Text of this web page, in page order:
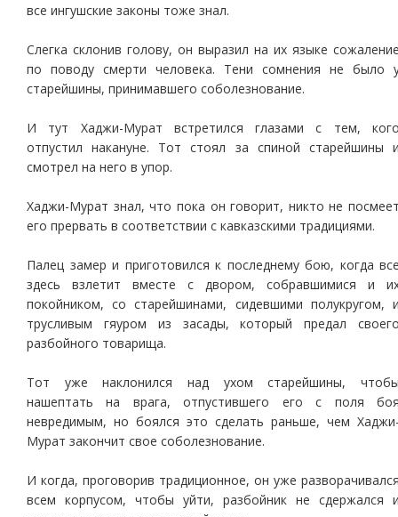
все ингушские законы тоже знал.
Слегка склонив голову, он выразил на их языке
по поводу смерти человека. Тени сомнения не было
старейшины, принимавшего соболезнование.
И тут Хаджи-Мурат встретился глазами с тем,
отпустил накануне. Тот стоял за спиной старейшины
смотрел на него в упор.
Хаджи-Мурат знал, что пока он говорит, никто не
его прервать в соответствии с кавказскими традициями.
Палец замер и приготовился к последнему бою, когда
здесь взлетит вместе с двором, собравшимися и
покойником, со старейшинами, сидевшими полукругом,
трусливым гяуром из засады, который предал
разбойного товарища.
Тот уже наклонился над ухом старейшины,
нашептать на врага, отпустившего его с поля
невредимым, но боялся это сделать раньше, чем
Мурат закончит свое соболезнование.
И когда, проговорив традиционное, он уже
всем корпусом, чтобы уйти, разбойник не сдержался